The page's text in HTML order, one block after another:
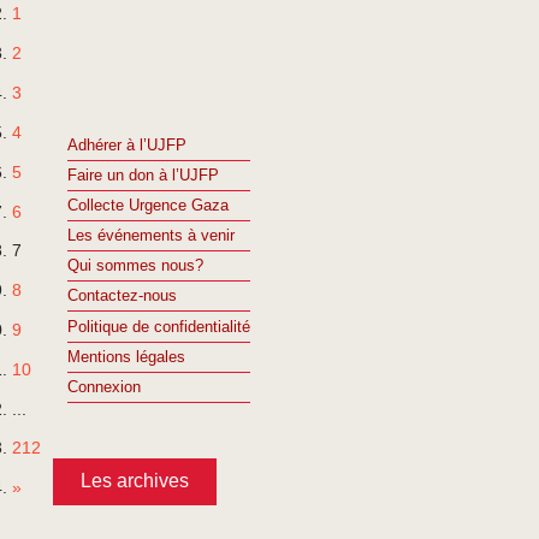
1
2
3
4
5
6
7
8
9
10
212
»
Adhérer à l’UJFP
Faire un don à l’UJFP
Collecte Urgence Gaza
Les événements à venir
Qui sommes nous?
Contactez-nous
Politique de confidentialité
Mentions légales
Connexion
Les archives